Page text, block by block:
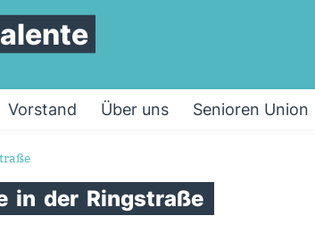
Vorstand Über uns Senioren Union
in der Ringstraße